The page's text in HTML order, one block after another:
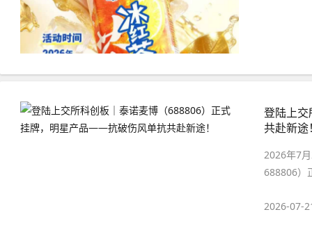
登陆上
共赴新途
2026年7
688806）
2026-07-